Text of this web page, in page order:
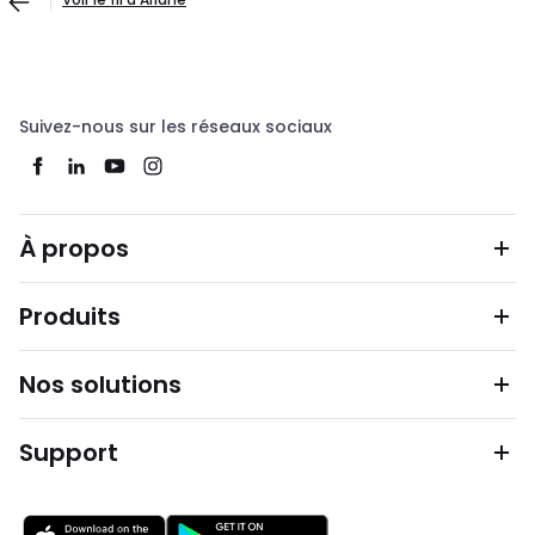
Suivez-nous sur les réseaux sociaux
À propos
Produits
Nos solutions
Support